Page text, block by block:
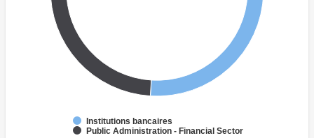
Institutions bancaires
Public Administration - Financial Sector